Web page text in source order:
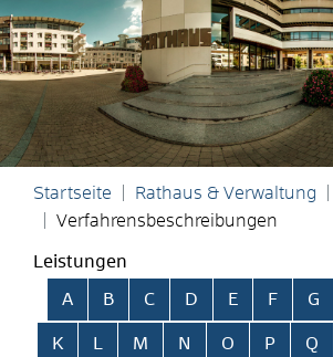
Startseite Rathaus & Verwaltung
Verfahrensbeschreibungen
Leistungen
Alphabetisches Register überspringen
A B C D E F G
K L M N O P Q